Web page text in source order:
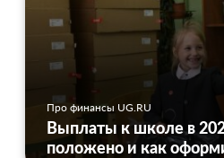
Про финансы UG.RU
Выплаты к школе в
положено и как